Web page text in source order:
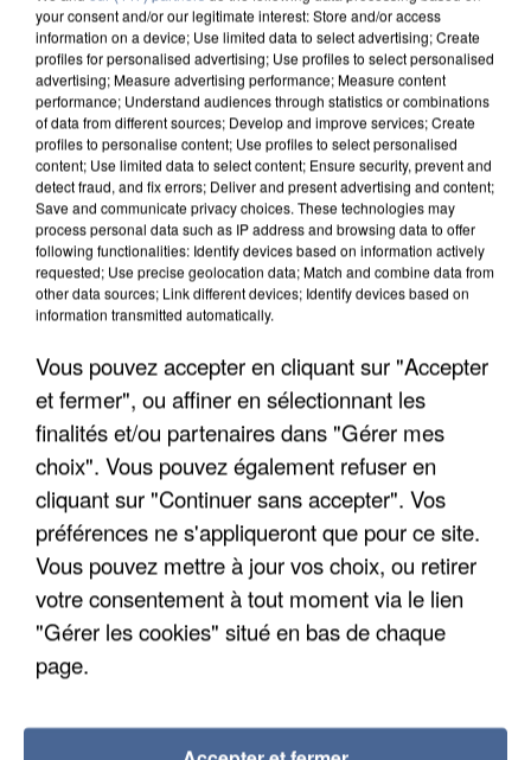
APRÈS TOUTES CES CANICULES, LES REFUGES
DE FAUNE SAUVAGE SONT...
your consent and/or our legitimate interest: Store and/or access
information on a device; Use limited data to select advertising; Create
profiles for personalised advertising; Use profiles to select personalised
advertising; Measure advertising performance; Measure content
performance; Understand audiences through statistics or combinations
of data from different sources; Develop and improve services; Create
profiles to personalise content; Use profiles to select personalised
content; Use limited data to select content; Ensure security, prevent and
detect fraud, and fix errors; Deliver and present advertising and content;
Save and communicate privacy choices. These technologies may
process personal data such as IP address and browsing data to offer
following functionalities: Identify devices based on information actively
requested; Use precise geolocation data; Match and combine data from
other data sources; Link different devices; Identify devices based on
information transmitted automatically.
Vous pouvez accepter en cliquant sur "Accepter
et fermer", ou affiner en sélectionnant les
finalités et/ou partenaires dans "Gérer mes
choix". Vous pouvez également refuser en
cliquant sur "Continuer sans accepter". Vos
préférences ne s'appliqueront que pour ce site.
Vous pouvez mettre à jour vos choix, ou retirer
votre consentement à tout moment via le lien
"Gérer les cookies" situé en bas de chaque
page.